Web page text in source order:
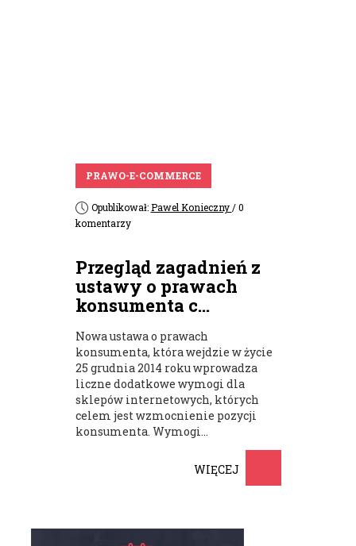
PRAWO-E-COMMERCE
Opublikował:Pawel Konieczny/ 0
komentarzy
Przegląd zagadnień z
ustawy o prawach
konsumenta c...
Nowa ustawa o prawach
konsumenta, która wejdzie w życie
25 grudnia 2014 roku wprowadza
liczne dodatkowe wymogi dla
sklepów internetowych, których
celem jest wzmocnienie pozycji
konsumenta. Wymogi...
WIĘCEJ